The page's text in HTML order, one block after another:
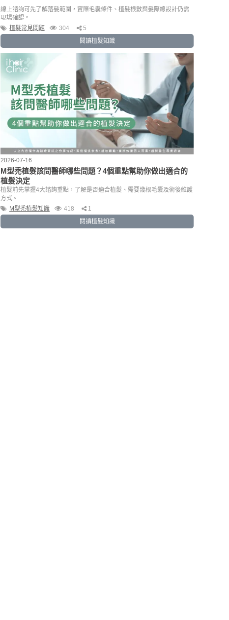
線上諮詢可先了解落髮範圍，實際毛囊條件、植髮根數與髮際線設計仍需
現場確認。
植髮常見問題
304
5
閱讀植髮知識
2026-07-16
M型禿植髮該問醫師哪些問題？4個重點幫助你做出適合的
植髮決定
植髮前先掌握4大諮詢重點，了解是否適合植髮、需要幾根毛囊及術後維護
方式。
M型禿植髮知識
418
1
閱讀植髮知識